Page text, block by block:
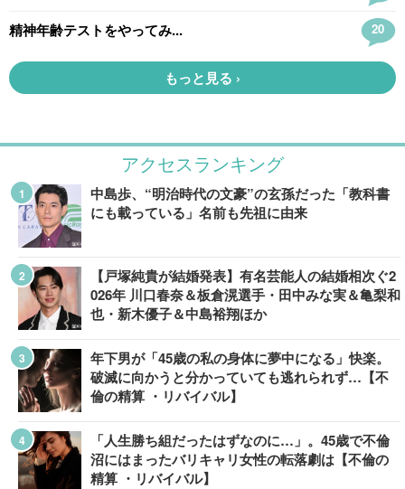
アクセスランキング
中島歩、“明治時代の文豪”の玄孫だった「教科書
にも載っている」名前も先祖に由来
【戸塚純貴が結婚発表】有名芸能人の結婚相次ぐ2
026年 川口春奈＆板倉滉選手・田中みな実＆亀梨和
也・新木優子＆中島裕翔ほか
年下男が「45歳の私の身体に夢中になる」快楽。
破滅に向かうと分かっていても逃れられず…【不
倫の精算 ・リバイバル】
「人生勝ち組だったはずなのに…」。45歳で不倫
沼にはまったバリキャリ女性の転落劇は【不倫の
精算 ・リバイバル】